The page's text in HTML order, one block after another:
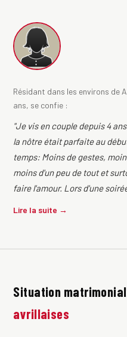
Résidant dans les environs de
ans, se confie :
"Je vis en couple depuis 4
la nôtre était parfaite au
temps: Moins de gestes,
moins d'un peu de tout et
faire l'amour. Lors d'une
Lire la suite →
Situation
avrillaises